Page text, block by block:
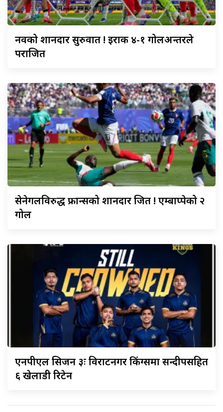
नर्वेकोशानदार सुरुवात ! इराक ४-१ गोलअन्तरले
पराजित
सेनेगलविरुद्धफ्रान्सको शानदार जित ! एम्बाप्पेको २
गोल
एनपीएलसिजन ३ः विराटनगर किंग्समा सन्दीपसहित
६ खेलाडी रिटेन